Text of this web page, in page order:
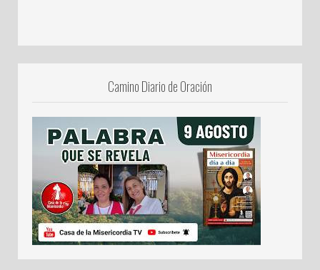
Camino Diario de Oración